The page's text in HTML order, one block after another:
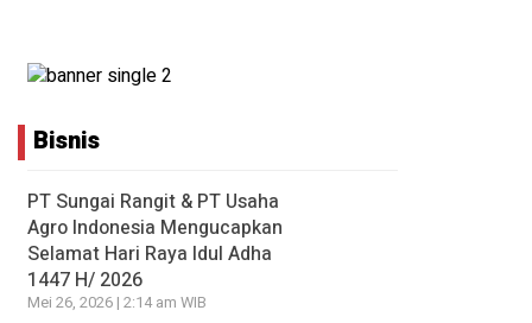
Bisnis
PT Sungai Rangit & PT Usaha
Agro Indonesia Mengucapkan
Selamat Hari Raya Idul Adha
1447 H/ 2026
Mei 26, 2026 | 2:14 am WIB